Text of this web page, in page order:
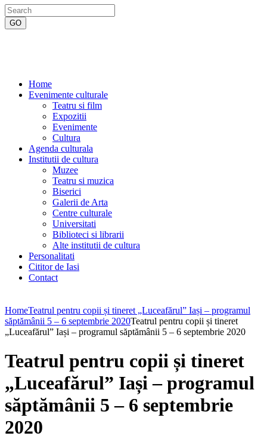
Home
Evenimente culturale
Teatru si film
Expozitii
Evenimente
Cultura
Agenda culturala
Institutii de cultura
Muzee
Teatru si muzica
Biserici
Galerii de Arta
Centre culturale
Universitati
Biblioteci si librarii
Alte institutii de cultura
Personalitati
Cititor de Iasi
Contact
HomeTeatrul pentru copii și tineret „Luceafărul” Iași – programul
săptămânii 5 – 6 septembrie 2020Teatrul pentru copii și tineret
„Luceafărul” Iași – programul săptămânii 5 – 6 septembrie 2020
Teatrul pentru copii și tineret
„Luceafărul” Iași – programul
săptămânii 5 – 6 septembrie
2020